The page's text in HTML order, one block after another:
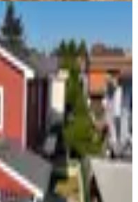
Deniz Manzaralı